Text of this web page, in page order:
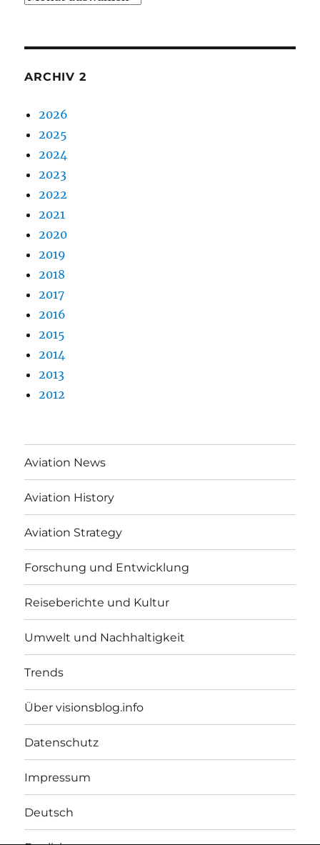
ARCHIV 2
2026
2025
2024
2023
2022
2021
2020
2019
2018
2017
2016
2015
2014
2013
2012
Aviation News
Aviation History
Aviation Strategy
Forschung und Entwicklung
Reiseberichte und Kultur
Umwelt und Nachhaltigkeit
Trends
Über visionsblog.info
Datenschutz
Impressum
Deutsch